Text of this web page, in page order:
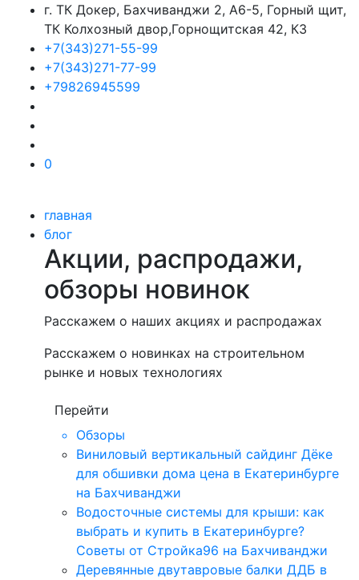
г. ТК Докер, Бахчиванджи 2, А6-5, Горный щит,
ТК Колхозный двор,Горнощитская 42, К3
+7(343)271-55-99
+7(343)271-77-99
+79826945599
0
главная
блог
Акции, распродажи,
обзоры новинок
Расскажем о наших акциях и распродажах
Расскажем о новинках на строительном
рынке и новых технологиях
Перейти
Обзоры
Виниловый вертикальный сайдинг Дёке
для обшивки дома цена в Екатеринбурге
на Бахчиванджи
Водосточные системы для крыши: как
выбрать и купить в Екатеринбурге?
Советы от Стройка96 на Бахчиванджи
Деревянные двутавровые балки ДДБ в